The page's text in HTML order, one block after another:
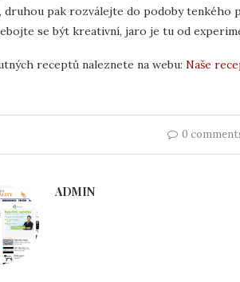
druhou pak rozválejte do podoby tenkého
se být kreativní, jaro je tu od
receptů naleznete na webu: Naše
0
ADMIN